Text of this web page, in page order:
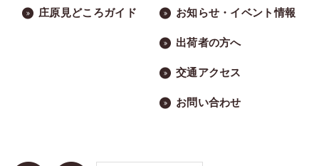
庄原見どころガイド お知らせ・イベント情報
出荷者の方へ
交通アクセス
お問い合わせ